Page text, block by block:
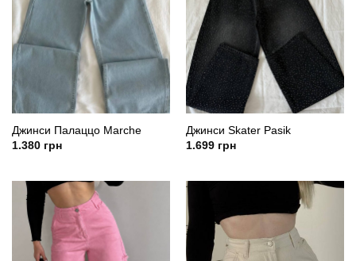
Джинси Палаццо Marche
1.380грн
Джинси Skater Pasik
1.699грн